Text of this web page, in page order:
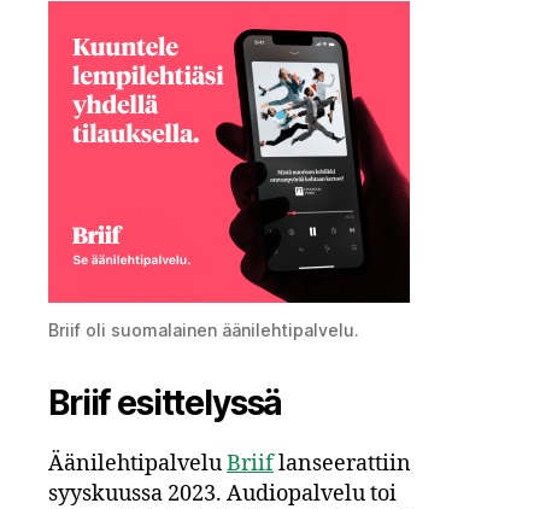
Briif oli suomalainen äänilehtipalvelu.
Briif esittelyssä
ÄänilehtipalveluBriiflanseerattiin
syyskuussa 2023. Audiopalvelu toi